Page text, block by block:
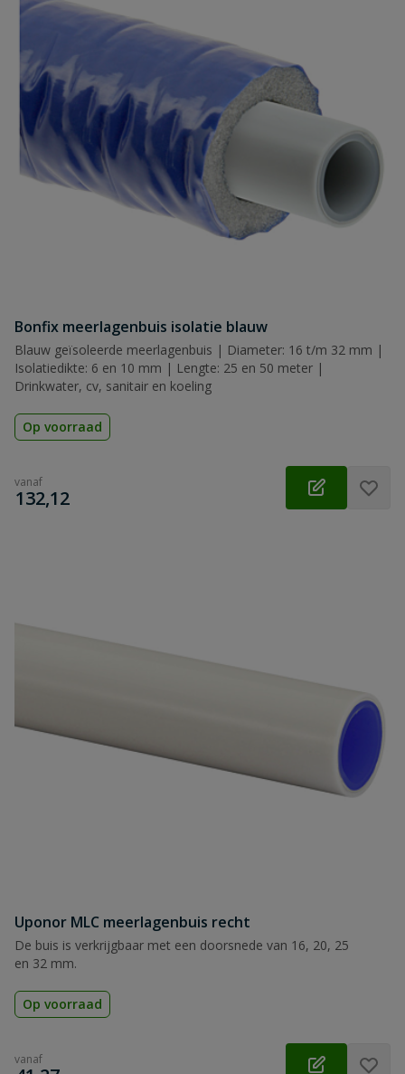
Bonfix meerlagenbuis isolatie blauw
Blauw geïsoleerde meerlagenbuis | Diameter: 16 t/m 32 mm |
Isolatiedikte: 6 en 10 mm | Lengte: 25 en 50 meter |
Drinkwater, cv, sanitair en koeling
Op voorraad
vanaf
€
132,12
Uponor MLC meerlagenbuis recht
De buis is verkrijgbaar met een doorsnede van 16, 20, 25
en 32 mm.
Op voorraad
vanaf